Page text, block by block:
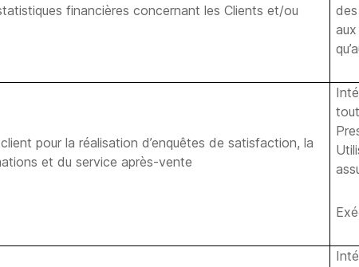
financières concernant les Clients et/ou
pour la réalisation d’enquêtes de satisfaction, la
et du service après-vente